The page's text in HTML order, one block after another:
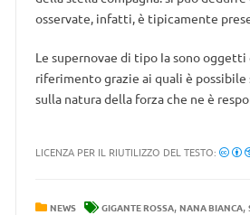
osservate, infatti, è tipicamente
Le supernovae di tipo Ia sono
riferimento grazie ai quali è possibile
sulla natura della forza che ne è
LICENZA PER IL RIUTILIZZO DEL TESTO:
NEWS GIGANTE ROSSA, NANA BIANCA,